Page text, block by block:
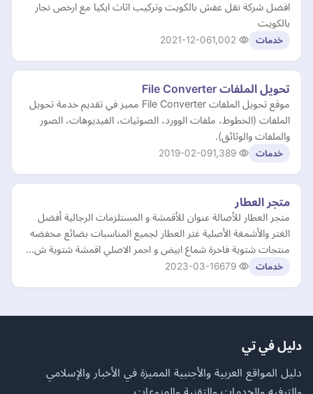
افضل شركة نقل عفش بالكويت وتركيب اثاث ايكيا مع ارخص نجار
بالكويت
خدمات 2021-12-06
تحويل الملفات File Converter
موقع تحويل الملفات File Converter مميز في تقديم خدمة تحويل
الملفات (الخطوط، ملفات الوورد، الصوتيات، الفيديوهات، الصور
والملفات والوثائق).
خدمات 2019-02-09
متجر العطار
متجر العطار للأصالة عنوان للأقمشة و المستلزمات الرجالية أفضل
الغتر والأشمغة الأصلية غتر العطار لجميع المناسبات بضائع مخفضه
منتجات شتوية فاخرة شماغ ابيض و احمر الاصلي اقمشة شتوية ش…
خدمات 2023-03-16
دليل في تي
دليل المواقع العربية والأجنبية المميزة في الأخبار والإسلامي